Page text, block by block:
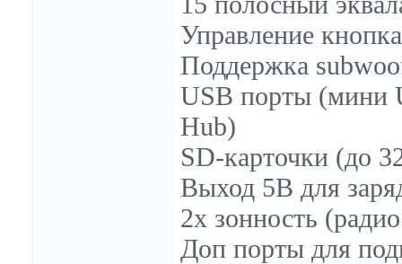
Управление
Поддержка
USB порты (мини
Hub)
SD-карточки (до
Выход 5В для
2х зонность
Доп порты для